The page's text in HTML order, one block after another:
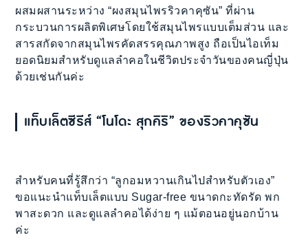
ผสมผสานระหว่าง “ผงสมุนไพรริวคาคุซัน” ที่ผ่าน
กระบวนการผลิตพิเศษโดยใช้สมุนไพรแบบเต็มส่วน และ
สารสกัดจากสมุนไพรคัดสรรคุณภาพสูง ถือเป็นไอเท็ม
ยอดนิยมสำหรับดูแลลำคอในชีวิตประจำวันของคนญี่ปุ่น
ด้วยเช่นกันค่ะ
แท็บเล็ตซีรีส์ “โนโดะ สุกคิริ” ของริวคาคุซัน
สำหรับคนที่รู้สึกว่า “ลูกอมหวานเกินไปสำหรับตัวเอง”
ขอแนะนำแท็บเล็ตแบบ Sugar-free ขนาดกะทัดรัด พก
พาสะดวก และดูแลลำคอได้ง่าย ๆ แม้ตอนอยู่นอกบ้าน
ค่ะ